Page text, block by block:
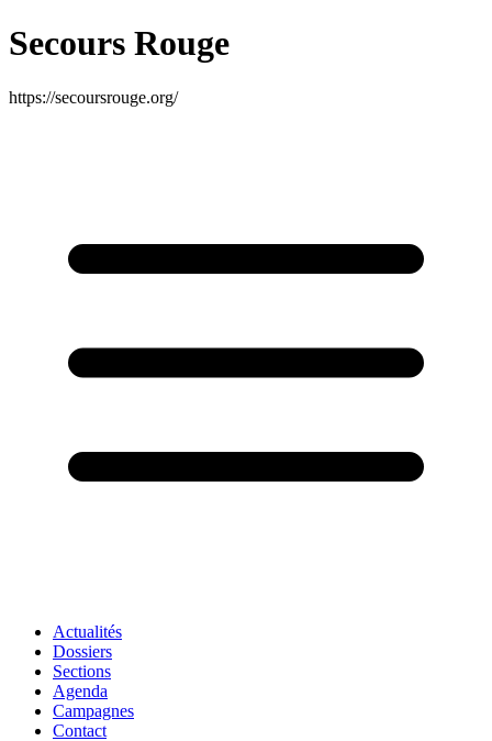
Secours Rouge
https://secoursrouge.org/
Actualités
Dossiers
Sections
Agenda
Campagnes
Contact